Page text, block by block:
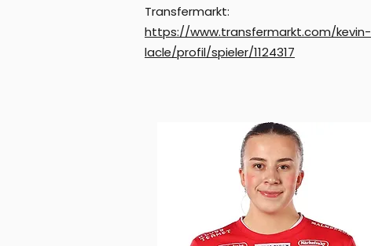
Transfermarkt:
https://www.transfermarkt.com/kevin-
lacle/profil/spieler/1124317